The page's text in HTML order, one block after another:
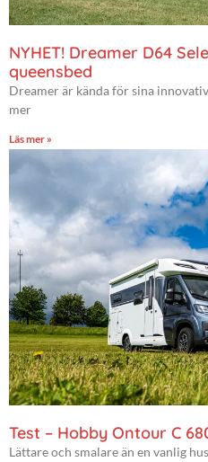
NYHET! Dreamer D64
queensbed
Dreamer är kända för sina
mer
Läs mer »
Test – Hobby Ontour C
Lättare och smalare än en vanlig